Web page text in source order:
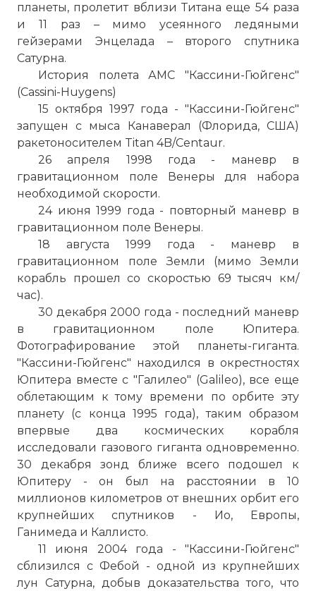
планеты, пролетит вблизи Титана еще 54 раза
и 11 раз – мимо усеянного ледяными
гейзерами Энцелада – второго спутника
Сатурна.
История полета АМС "Кассини-Гюйгенс"
(Cassini-Huygens)
15 октября 1997 года - "Кассини-Гюйгенс"
запущен с мыса Канаверал (Флорида, США)
ракетоносителем Titan 4B/Centaur.
26 апреля 1998 года - маневр в
гравитационном поле Венеры для набора
необходимой скорости.
24 июня 1999 года - повторный маневр в
гравитационном поле Венеры.
18 августа 1999 года - маневр в
гравитационном поле Земли (мимо Земли
корабль прошел со скоростью 69 тысяч км/
час).
30 декабря 2000 года - последний маневр
в гравитационном поле Юпитера.
Фотографирование этой планеты-гиганта.
"Кассини-Гюйгенс" находился в окрестностях
Юпитера вместе с "Галилео" (Galileo), все еще
облетающим к тому времени по орбите эту
планету (с конца 1995 года), таким образом
впервые два космических корабля
исследовали газового гиганта одновременно.
30 декабря зонд ближе всего подошел к
Юпитеру - он был на расстоянии в 10
миллионов километров от внешних орбит его
крупнейших спутников - Ио, Европы,
Ганимеда и Каллисто.
11 июня 2004 года - "Кассини-Гюйгенс"
сблизился с Фебой - одной из крупнейших
лун Сатурна, добыв доказательства того, что